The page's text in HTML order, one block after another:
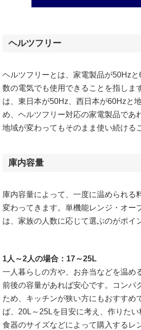
ヘルツフリー
ヘルツフリーとは、家電製品が50Hz
数の電気でも使用できることを指しま
は、東日本が50Hz、西日本が60Hzと
め、ヘルツフリー対応の家電製品であ
地域が変わってもそのまま使い続ける
庫内容量
庫内容量によって、一度に温められる
変わってきます。単機能レンジ・オー
は、家族の人数に応じて選ぶのがポイ
1人～2人の場合：17～25L
一人暮らしの方や、お弁当などを温め
前後の容量があれば安心です。コンパ
ため、キッチンが狭い方にもおすすめ
ば、20L～25Lを目安に考え、作りたい
食器のサイズなどによって購入するレ